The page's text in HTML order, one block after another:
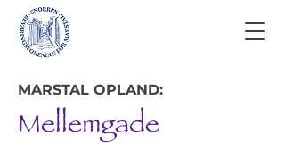
MARSTAL OPLAND:
Mellemgade